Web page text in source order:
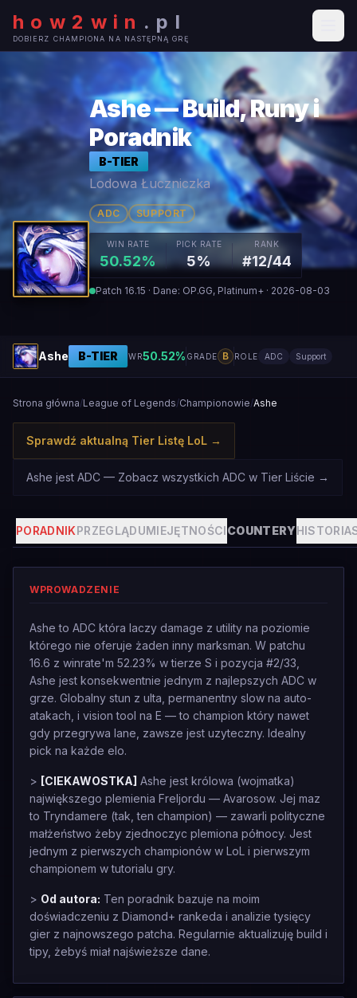
how2win . pl
DOBIERZ CHAMPIONA NA NASTĘPNĄ GRĘ
Ashe — Build, Runy i
Poradnik
B-TIER
Lodowa Łuczniczka
ADC SUPPORT
WIN RATE
50.52%
PICK RATE
5%
RANK
#12/44
Patch 16.15 · Dane: OP.GG, Platinum+ · 2026-08-03
Ashe B-TIER WR50.52% GRADE B ROLE ADC Support
Strona główna/League of Legends/Championowie/Ashe
Sprawdź aktualną Tier Listę LoL →
Ashe jest ADC — Zobacz wszystkich ADC w Tier Liście →
PORADNIKPRZEGLĄDUMIEJĘTNOŚCICOUNTERYHISTORIA
WPROWADZENIE
Ashe to ADC która laczy damage z utility na poziomie
którego nie oferuje żaden inny marksman. W patchu
16.6 z winrate'm 52.23% w tierze S i pozycja #2/33,
Ashe jest konsekwentnie jednym z najlepszych ADC w
grze. Globalny stun z ulta, permanentny slow na auto-
atakach, i vision tool na E — to champion który nawet
gdy przegrywa lane, zawsze jest uzyteczny. Idealny
pick na każde elo.
> [CIEKAWOSTKA] Ashe jest królowa (wojmatka)
największego plemienia Freljordu — Avarosow. Jej maz
to Tryndamere (tak, ten champion) — zawarli polityczne
małżeństwo żeby zjednoczyc plemiona północy. Jest
jednym z pierwszych championów w LoL i pierwszym
championem w tutorialu gry.
> Od autora: Ten poradnik bazuje na moim
doświadczeniu z Diamond+ rankeda i analizie tysięcy
gier z najnowszego patcha. Regularnie aktualizuję build i
tipy, żebyś miał najświeższe dane.